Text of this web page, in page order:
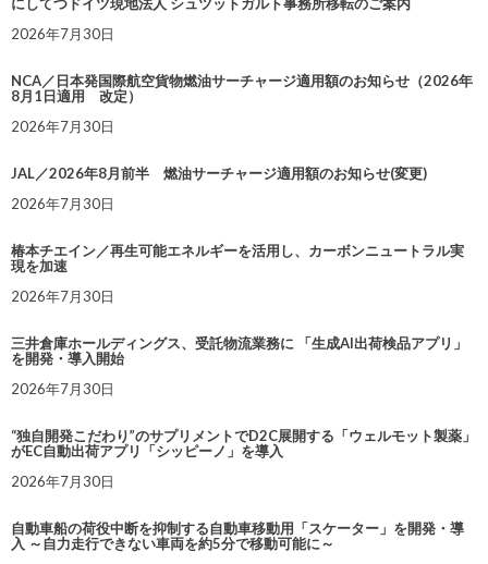
2026年7月30日
NCA／日本発国際航空貨物燃油サーチャージ適用額のお知らせ（2026年
8月1日適用 改定）
2026年7月30日
JAL／2026年8月前半 燃油サーチャージ適用額のお知らせ(変更)
2026年7月30日
椿本チエイン／再生可能エネルギーを活用し、カーボンニュートラル実
現を加速
2026年7月30日
三井倉庫ホールディングス、受託物流業務に 「生成AI出荷検品アプリ」
を開発・導入開始
2026年7月30日
“独自開発こだわり”のサプリメントでD2C展開する「ウェルモット製薬」
がEC自動出荷アプリ「シッピーノ」を導入
2026年7月30日
自動車船の荷役中断を抑制する自動車移動用「スケーター」を開発・導
入 ～自力走行できない車両を約5分で移動可能に～